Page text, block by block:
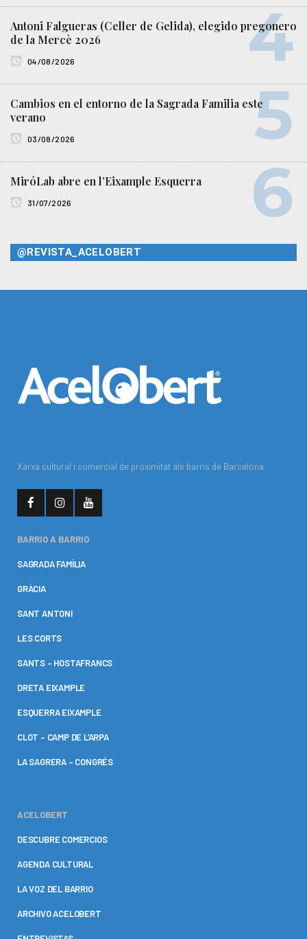
Antoni Falgueras (Celler de Gelida), elegido pregonero
de la Mercè 2026
04/08/2026
Cambios en el entorno de la Sagrada Familia este
verano
03/08/2026
MiróLab abre en l’Eixample Esquerra
31/07/2026
@REVISTA_ACELOBERT
Xarxa cultural i comercial de proximitat als barris de Barcelona
BARRIO A BARRIO
SAGRADA FAMÍLIA
GRÀCIA
SANT ANTONI
LES CORTS
SANTS – HOSTAFRANCS
DRETA EIXAMPLE
ESQUERRA EIXAMPLE
CLOT – CAMP DE L’ARPA
LA SAGRERA – CONGRÉS
ACELOBERT
DESCUBRE COMERCIOS
AGENDA CULTURAL
LA VOZ DEL BARRIO
ARCHIVO ACELOBERT